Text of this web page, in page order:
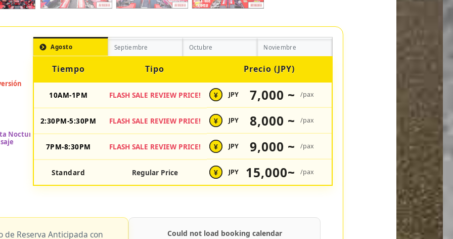
Agosto Septiembre Octubre Noviembre
Tiempo Tipo Precio (JPY)
10AM-1PM FLASH SALE REVIEW PRICE! ¥ JPY 7,000 ~ /pax
2:30PM-5:30PM FLASH SALE REVIEW PRICE! ¥ JPY 8,000 ~ /pax
7PM-8:30PM FLASH SALE REVIEW PRICE! ¥ JPY 9,000 ~ /pax
Standard Regular Price ¥ JPY 15,000~ /pax
de Reserva Anticipada con
Could not load booking calendar